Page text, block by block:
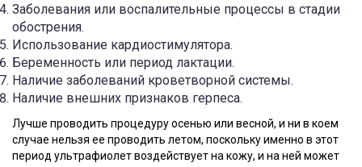
Заболевания или воспалительные процессы в стадии
обострения.
Использование кардиостимулятора.
Беременность или период лактации.
Наличие заболеваний кроветворной системы.
Наличие внешних признаков герпеса.
Лучше проводить процедуру осенью или весной, и ни в коем
случае нельзя ее проводить летом, поскольку именно в этот
период ультрафиолет воздействует на кожу, и на ней может